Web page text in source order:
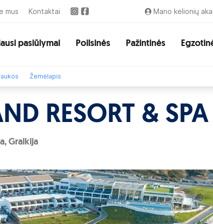
mus Kontaktai Mano kelionių
pasiūlymai Poilsinės Pažintinės
Žemėlapis
RESORT & SPA
Graikija